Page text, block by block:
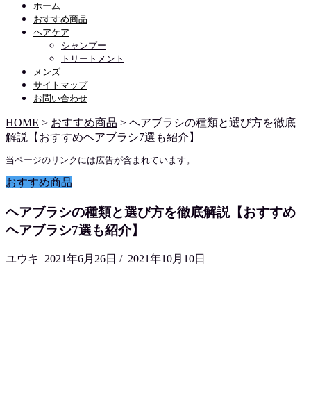
ホーム
おすすめ商品
ヘアケア
シャンプー
トリートメント
メンズ
サイトマップ
お問い合わせ
HOME > おすすめ商品 > ヘアブラシの種類と選び方を徹底
解説【おすすめヘアブラシ7選も紹介】
当ページのリンクには広告が含まれています。
おすすめ商品
ヘアブラシの種類と選び方を徹底解説【おすすめ
ヘアブラシ7選も紹介】
ユウキ 2021年6月26日 / 2021年10月10日